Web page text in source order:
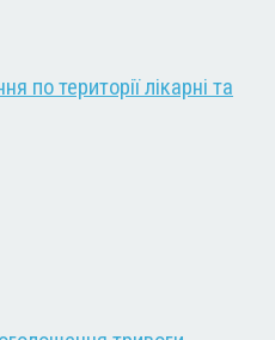
по території лікарні та